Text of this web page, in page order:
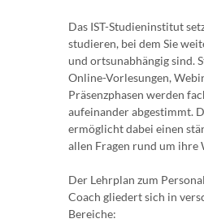
Das IST-Studieninstitut
studieren, bei dem Sie
und ortsunabhängig sind.
Online-Vorlesungen,
Präsenzphasen werden
aufeinander abgestimmt.
ermöglicht dabei einen
allen Fragen rund um ihre
Der Lehrplan zum
Coach gliedert sich in
Bereiche: